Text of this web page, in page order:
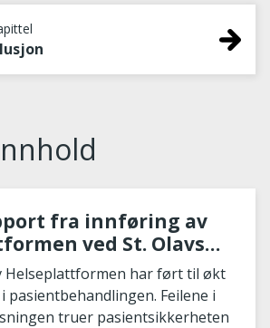
fra innføring av
ved St. Olavs
Helseplattformen har ført til økt
pasientbehandlingen. Feilene i
truer pasientsikkerheten